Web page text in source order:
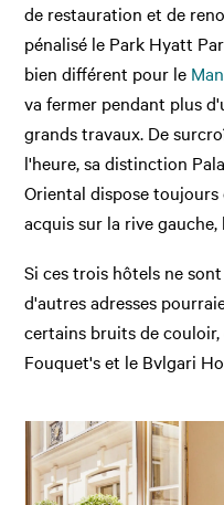
de restauration et de
pénalisé le Park Hyatt
bien différent pour le
va fermer pendant plus
grands travaux. De
l'heure, sa distinction
Oriental dispose toujours
acquis sur la rive
Si ces trois hôtels ne
d'autres adresses
certains bruits de
Fouquet's et le Bvlgari